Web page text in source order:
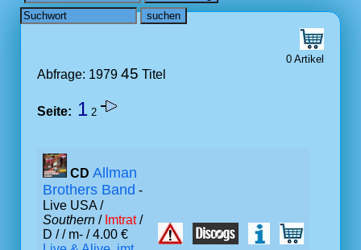
0 Artikel
Abfrage: 1979 45 Titel
Seite: 1 2
CD Allman
Brothers Band -
Live USA /
Southern / Imtrat/
D // m- / 4.00 €